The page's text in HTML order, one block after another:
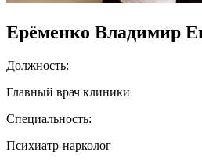
Ерёменко Владимир
Должность:
Главный врач клиники
Специальность:
Психиатр-нарколог